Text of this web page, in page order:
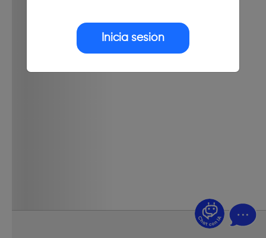
Inicia sesión